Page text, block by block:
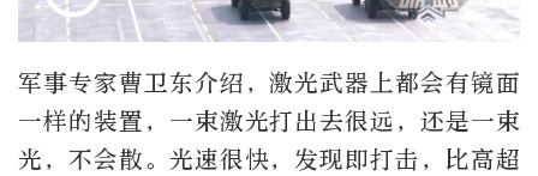
军事专家曹卫东介绍，激光武器上都会有镜面
一样的装置，一束激光打出去很远，还是一束
光，不会散。光速很快，发现即打击，比高超